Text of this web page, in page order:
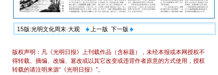
15版:光明文化周末·大观 上一版 下一版